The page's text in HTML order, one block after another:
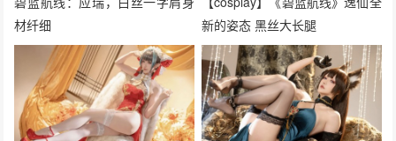
材纤细
新的姿态 黑丝大长腿